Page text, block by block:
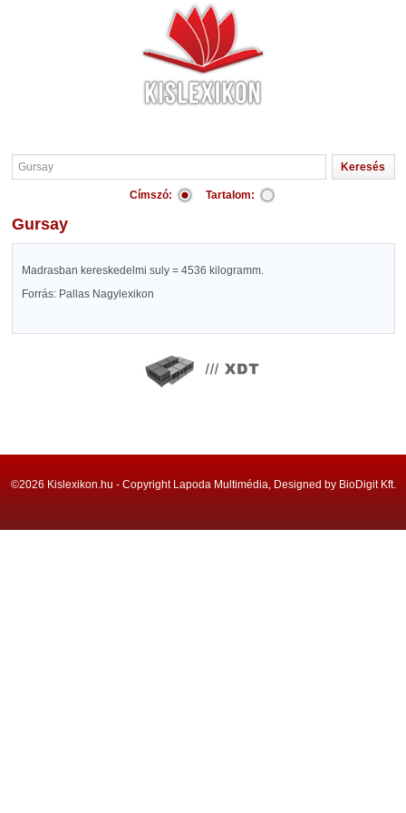
Címszó: Tartalom:
Gursay
Madrasban kereskedelmi suly = 4536 kilogramm.
Forrás: Pallas Nagylexikon
©2026 Kislexikon.hu - Copyright Lapoda Multimédia, Designed by BioDigit Kft.